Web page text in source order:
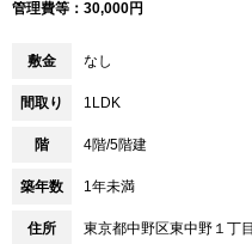
管理費等：30,000円
敷金 なし
間取り 1LDK
階 4階/5階建
築年数 1年未満
住所 東京都中野区東中野１丁目